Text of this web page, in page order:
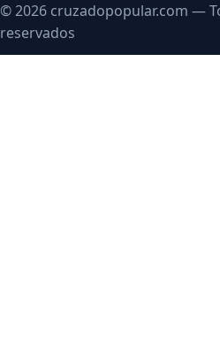
© 2026 cruzadopopular.com —
reservados